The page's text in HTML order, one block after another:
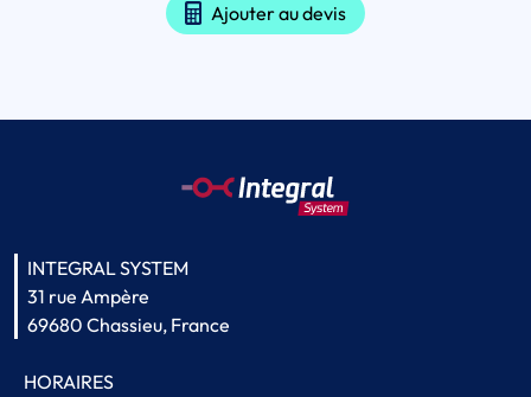
Ajouter au devis
INTEGRAL SYSTEM
31 rue Ampère
69680 Chassieu, France
HORAIRES